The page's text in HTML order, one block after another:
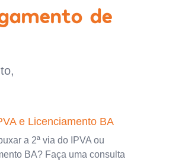
de
e Licenciamento BA
a 2ª via do IPVA ou
BA? Faça uma consulta